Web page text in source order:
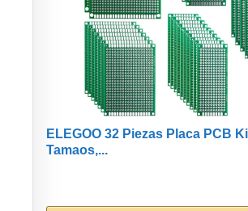
ELEGOO 32 Piezas Placa PCB
Tamaos,...